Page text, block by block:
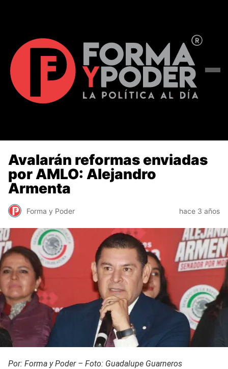
Avalarán reformas enviadas
por AMLO: Alejandro
Armenta
Forma y Poder hace 3 años
Por: Forma y Poder – Foto: Guadalupe Guarneros